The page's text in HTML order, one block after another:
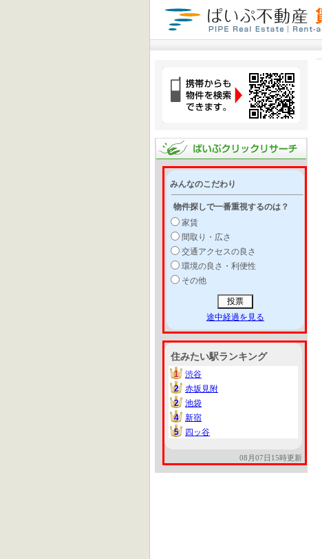
みんなのこだわり
物件探しで一番重視するのは？
家賃
間取り・広さ
交通アクセスの良さ
環境の良さ・利便性
その他
途中経過を見る
住みたい駅ランキング
1
1
渋谷
2
2
赤坂見附
2
2
池袋
4
4
新宿
5
5 四ッ谷
08月07日15時更新